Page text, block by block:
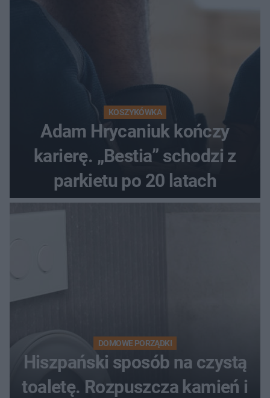
KOSZYKÓWKA
Adam Hrycaniuk kończy
karierę. „Bestia” schodzi z
parkietu po 20 latach
DOMOWE PORZĄDKI
Hiszpański sposób na czystą
toaletę. Rozpuszcza kamień i